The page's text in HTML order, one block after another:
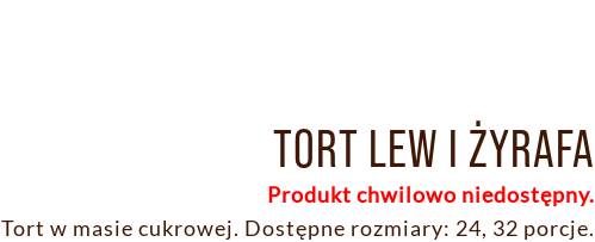
TORT LEW I ŻYRAFA
Produkt chwilowo niedostępny.
Tort w masie cukrowej. Dostępne rozmiary: 24, 32 porcje.